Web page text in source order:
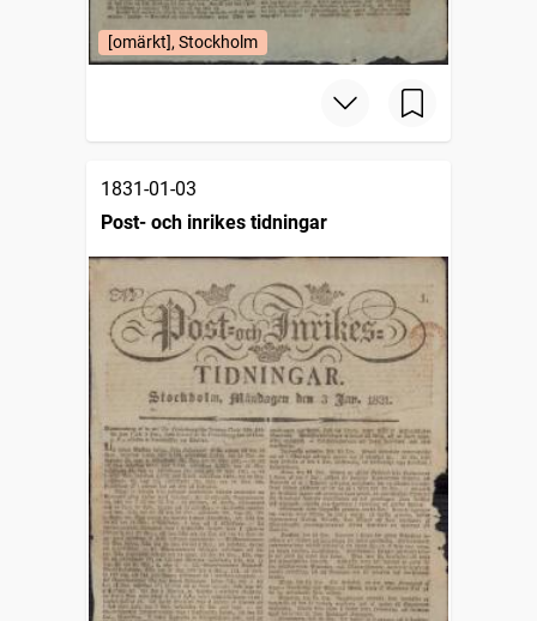
[omärkt], Stockholm
1831-01-03
Post- och inrikes tidningar